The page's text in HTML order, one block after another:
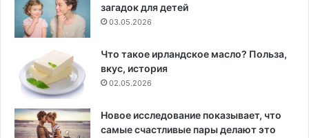
загадок для детей
03.05.2026
Что такое ирландское масло? Польза,
вкус, история
02.05.2026
Новое исследование показывает, что
самые счастливые пары делают это